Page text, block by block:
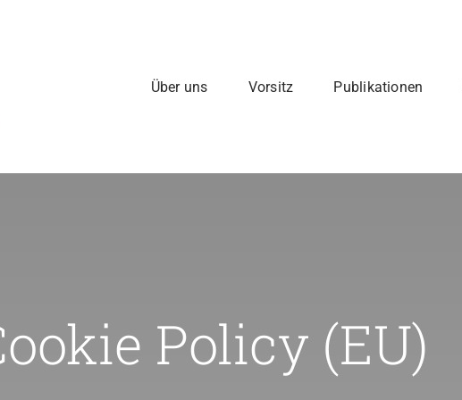
Über uns Vorsitz Publikationen
Policy (EU)